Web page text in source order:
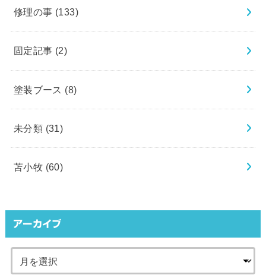
修理の事 (133)
固定記事 (2)
塗装ブース (8)
未分類 (31)
苫小牧 (60)
アーカイブ